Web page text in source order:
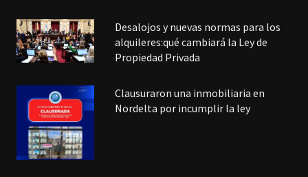
Desalojos y nuevas normas para los
alquileres:qué cambiará la Ley de
Propiedad Privada
Clausuraron una inmobiliaria en
Nordelta por incumplir la ley